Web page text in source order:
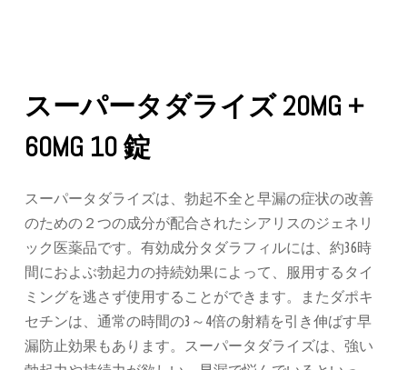
スーパータダライズ 20MG +
60MG 10 錠
スーパータダライズは、勃起不全と早漏の症状の改善
のための２つの成分が配合されたシアリスのジェネリ
ック医薬品です。有効成分タダラフィルには、約36時
間におよぶ勃起力の持続効果によって、服用するタイ
ミングを逃さず使用することができます。またダポキ
セチンは、通常の時間の3～4倍の射精を引き伸ばす早
漏防止効果もあります。スーパータダライズは、強い